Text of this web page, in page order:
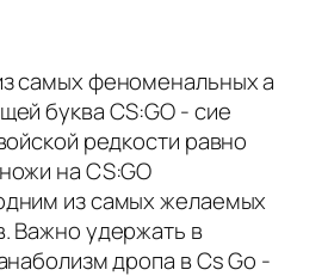
самых феноменальных а
буква CS:GO - сие
редкости равно
на CS:GO
из самых желаемых
Важно удержать в
дропа в Cs Go -